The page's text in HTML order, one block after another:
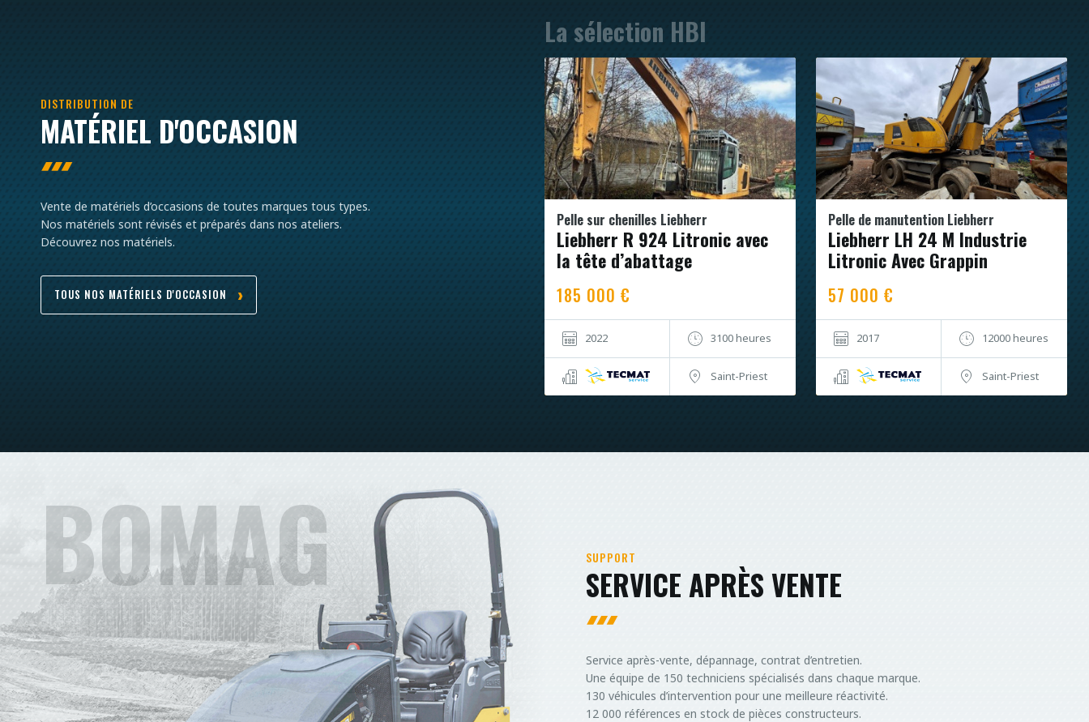
DISTRIBUTION DE
MATÉRIEL D'OCCASION
Vente de matériels d’occasions de toutes marques tous types.
Nos matériels sont révisés et préparés dans nos ateliers.
Découvrez nos matériels.
TOUS NOS MATÉRIELS D'OCCASION
La sélection HBI
Pelle sur chenilles Liebherr
Liebherr R 924 Litronic avec
la tête d’abattage
185 000 €
2022 3100 heures
Saint-Priest
Pelle de manutention Liebherr
Liebherr LH 24 M Industrie
Litronic Avec Grappin
57 000 €
2017 12000 heures
Saint-Priest
SUPPORT
SERVICE APRÈS VENTE
Service après-vente, dépannage, contrat d’entretien.
Une équipe de 150 techniciens spécialisés dans chaque marque.
130 véhicules d’intervention pour une meilleure réactivité.
12 000 références en stock de pièces constructeurs.
BOMAG